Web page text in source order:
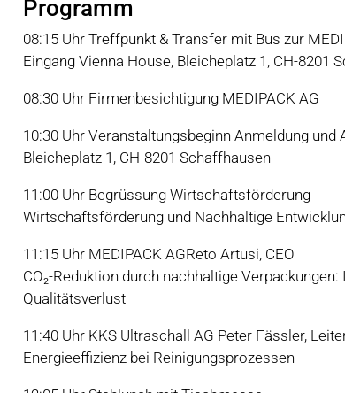
Programm
08:15 Uhr Treffpunkt & Transfer mit Bus zur
Eingang Vienna House, Bleicheplatz 1, CH-8201
08:30 Uhr Firmenbesichtigung MEDIPACK AG
10:30 Uhr Veranstaltungsbeginn Anmeldung und
Bleicheplatz 1, CH-8201 Schaffhausen
11:00 Uhr Begrüssung Wirtschaftsförderung
Wirtschaftsförderung und Nachhaltige
11:15 Uhr MEDIPACK AGReto Artusi, CEO
CO₂-Reduktion durch nachhaltige
Qualitätsverlust
11:40 Uhr KKS Ultraschall AG Peter Fässler,
Energieeffizienz bei Reinigungsprozessen